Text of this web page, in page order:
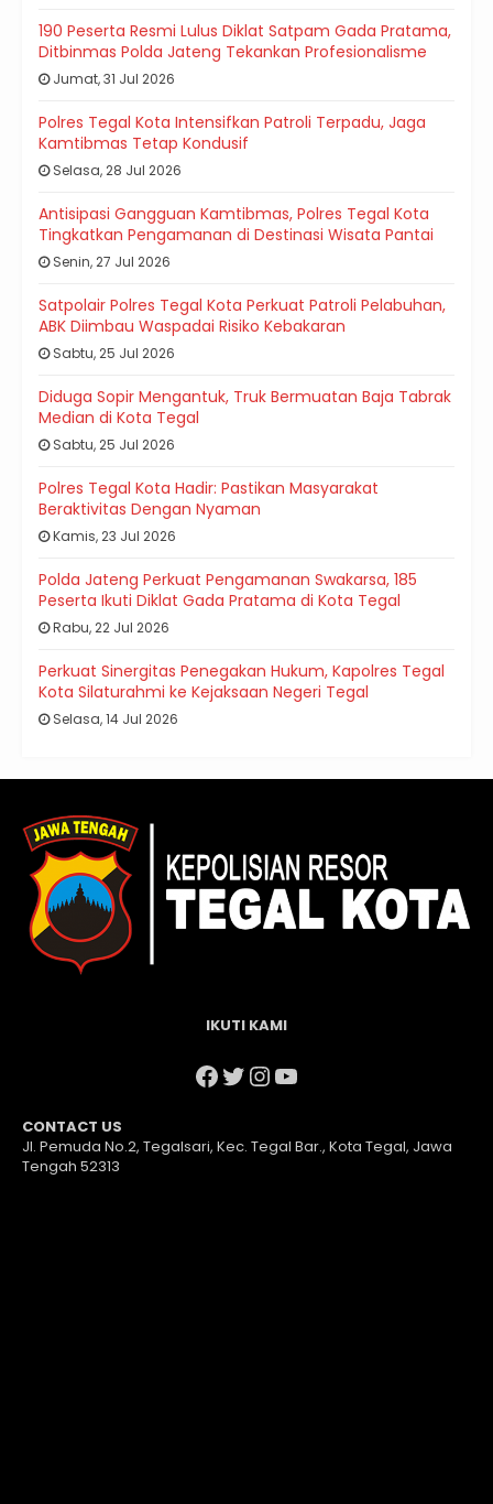
190 Peserta Resmi Lulus Diklat Satpam Gada Pratama,
Ditbinmas Polda Jateng Tekankan Profesionalisme
Jumat, 31 Jul 2026
Polres Tegal Kota Intensifkan Patroli Terpadu, Jaga
Kamtibmas Tetap Kondusif
Selasa, 28 Jul 2026
Antisipasi Gangguan Kamtibmas, Polres Tegal Kota
Tingkatkan Pengamanan di Destinasi Wisata Pantai
Senin, 27 Jul 2026
Satpolair Polres Tegal Kota Perkuat Patroli Pelabuhan,
ABK Diimbau Waspadai Risiko Kebakaran
Sabtu, 25 Jul 2026
Diduga Sopir Mengantuk, Truk Bermuatan Baja Tabrak
Median di Kota Tegal
Sabtu, 25 Jul 2026
Polres Tegal Kota Hadir: Pastikan Masyarakat
Beraktivitas Dengan Nyaman
Kamis, 23 Jul 2026
Polda Jateng Perkuat Pengamanan Swakarsa, 185
Peserta Ikuti Diklat Gada Pratama di Kota Tegal
Rabu, 22 Jul 2026
Perkuat Sinergitas Penegakan Hukum, Kapolres Tegal
Kota Silaturahmi ke Kejaksaan Negeri Tegal
Selasa, 14 Jul 2026
IKUTI KAMI
Facebook
Twitter
Instagram
YouTube
CONTACT US
Jl. Pemuda No.2, Tegalsari, Kec. Tegal Bar., Kota Tegal, Jawa
Tengah 52313